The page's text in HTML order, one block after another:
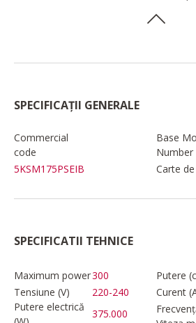
SPECIFICAȚII GENERALE
Commercial
code
5KSM175PSEIB
Base
Number
Carte
SPECIFICATII TEHNICE
Maximum power300 Putere
Tensiune (V)
220-240 Curent
Putere electrică
375.000